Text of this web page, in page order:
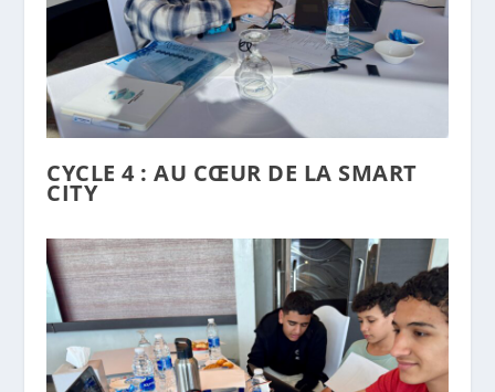
CYCLE 4 : AU CŒUR DE LA SMART
CITY